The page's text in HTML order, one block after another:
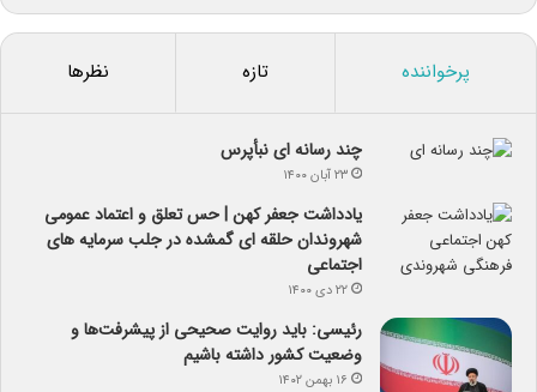
پرخواننده تازه نظرها
چند رسانه ای نبأپرس
۲۳ آبان ۱۴۰۰
یادداشت جعفر کهن | حس تعلق و اعتماد عمومی
شهروندان حلقه ای گمشده در جلب سرمایه های
اجتماعی
۲۲ دی ۱۴۰۰
رئیسی: باید روایت صحیحی از پیشرفت‌ها و
وضعیت کشور داشته باشیم
۱۶ بهمن ۱۴۰۲